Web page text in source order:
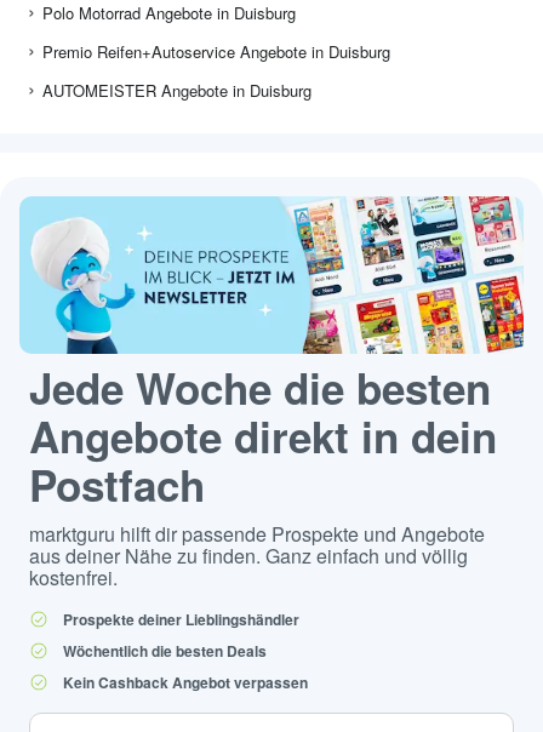
Polo Motorrad Angebote in Duisburg
Premio Reifen+Autoservice Angebote in Duisburg
AUTOMEISTER Angebote in Duisburg
Jede Woche die besten
Angebote direkt in dein
Postfach
marktguru hilft dir passende Prospekte und Angebote
aus deiner Nähe zu finden. Ganz einfach und völlig
kostenfrei.
Prospekte deiner Lieblingshändler
Wöchentlich die besten Deals
Kein Cashback Angebot verpassen